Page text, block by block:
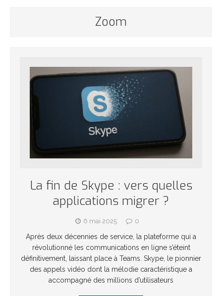
Zoom
La fin de Skype : vers quelles
applications migrer ?
6 mai 2025 0
Après deux décennies de service, la plateforme qui a
révolutionné les communications en ligne s’éteint
définitivement, laissant place à Teams. Skype, le pionnier
des appels vidéo dont la mélodie caractéristique a
accompagné des millions d’utilisateurs